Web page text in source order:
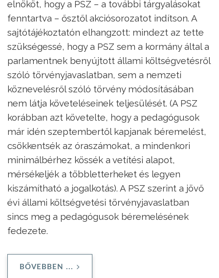
elnököt, hogy a PSZ – a további tárgyalásokat
fenntartva – ősztől akciósorozatot indítson. A
sajtótájékoztatón elhangzott: mindezt az tette
szükségessé, hogy a PSZ sem a kormány által a
parlamentnek benyújtott állami költségvetésről
szóló törvényjavaslatban, sem a nemzeti
köznevelésről szóló törvény módosításában
nem látja követeléseinek teljesülését. (A PSZ
korábban azt követelte, hogy a pedagógusok
már idén szeptembertől kapjanak béremelést,
csökkentsék az óraszámokat, a mindenkori
minimálbérhez kössék a vetítési alapot,
mérsékeljék a többletterheket és legyen
kiszámítható a jogalkotás). A PSZ szerint a jövő
évi állami költségvetési törvényjavaslatban
sincs meg a pedagógusok béremelésének
fedezete.
BŐVEBBEN ...